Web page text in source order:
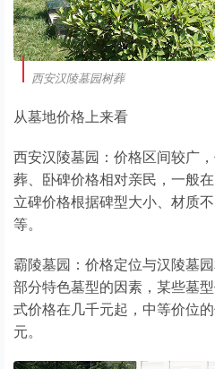
西安汉陵墓园树葬
从墓地价格上来看
西安汉陵墓园：价格区间较广
葬、卧碑价格相对亲民，一般
立碑价格根据碑型大小、材质
等。
霸陵墓园：价格定位与汉陵墓
部分特色墓型的因素，某些墓
式价格在几千元起，中等价位
元。